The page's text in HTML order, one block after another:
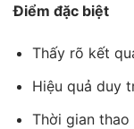
Điểm đặc biệt
Thấy rõ kết
Hiệu quả duy
Thời gian thao